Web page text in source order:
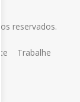
reservados.
Trabalhe